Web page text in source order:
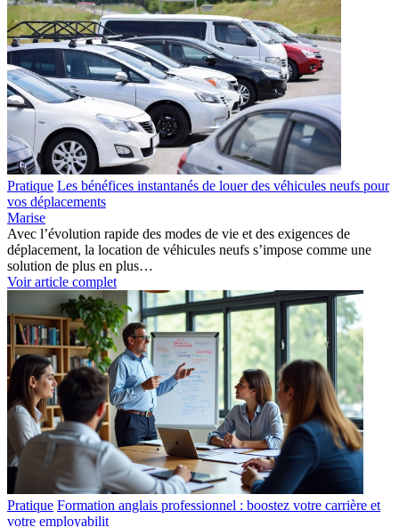
Pratique Les bénéfices instantanés de louer des véhicules neufs pour
vos déplacements
Marise
Avec l’évolution rapide des modes de vie et des exigences de
déplacement, la location de véhicules neufs s’impose comme une
solution de plus en plus…
Voir article complet
Pratique Formation anglais professionnel : boostez votre carrière et
votre employabilit